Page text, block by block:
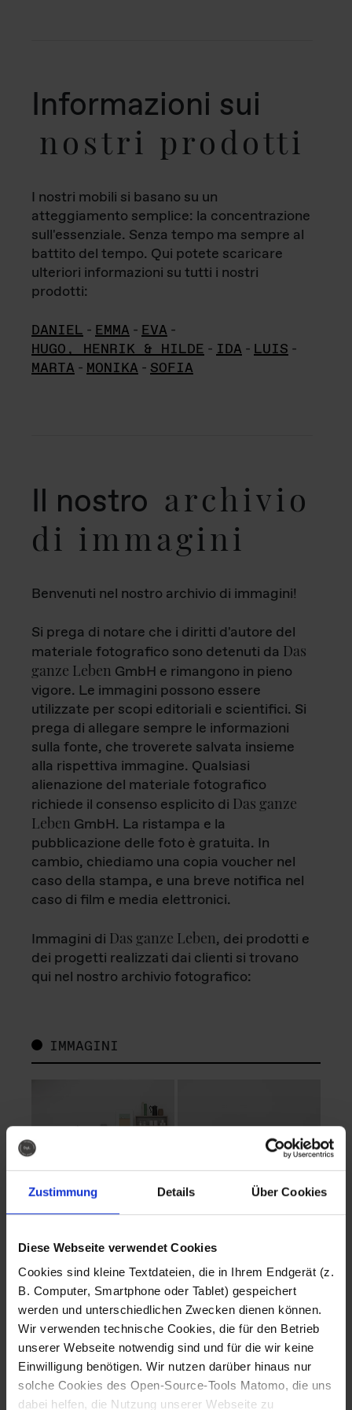
Zustimmung Details Über Cookies
Diese Webseite verwendet Cookies
Cookies sind kleine Textdateien, die in Ihrem Endgerät (z.
B. Computer, Smartphone oder Tablet) gespeichert
werden und unterschiedlichen Zwecken dienen können.
Wir verwenden technische Cookies, die für den Betrieb
unserer Webseite notwendig sind und für die wir keine
Einwilligung benötigen. Wir nutzen darüber hinaus nur
solche Cookies des Open-Source-Tools Matomo, die uns
dabei helfen, die Nutzung unserer Webseite zu
Informazioni sui
nostri prodotti
I nostri mobili si basano su un
atteggiamento semplice: la concentrazione
sull'essenziale. Senza tempo ma sempre al
battito del tempo. Qui potete scaricare
ulteriori informazioni su tutti i nostri
prodotti:
DANIEL - EMMA - EVA -
HUGO, HENRIK & HILDE - IDA - LUIS -
MARTA - MONIKA - SOFIA
Il nostro archivio
di immagini
Benvenuti nel nostro archivio di immagini!
Si prega di notare che i diritti d'autore del
materiale fotografico sono detenuti da Das
ganze Leben GmbH e rimangono in pieno
vigore. Le immagini possono essere
utilizzate per scopi editoriali e scientifici. Si
prega di allegare sempre le informazioni
sulla fonte, che troverete salvata insieme
alla rispettiva immagine. Qualsiasi
alienazione del materiale fotografico
richiede il consenso esplicito di Das ganze
Leben GmbH. La ristampa e la
pubblicazione delle foto è gratuita. In
cambio, chiediamo una copia voucher nel
caso della stampa, e una breve notifica nel
caso di film e media elettronici.
Immagini di Das ganze Leben, dei prodotti e
dei progetti realizzati dai clienti si trovano
qui nel nostro archivio fotografico:
IMMAGINI
Fotografo: Lorenz
Sternbach
Download
Fotografo: Lorenz
Sternbach
Download